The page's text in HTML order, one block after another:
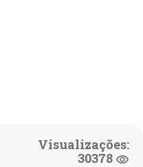
Visualizações:
30378